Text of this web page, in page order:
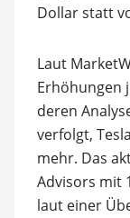
Dollar statt
Laut
Erhöhungen
deren
verfolgt,
mehr. Das
Advisors mit
laut einer